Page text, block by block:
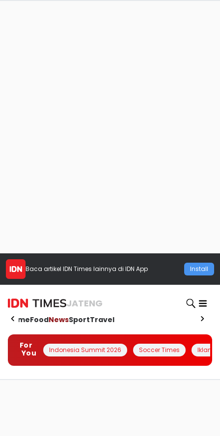
Baca artikel IDN Times lainnya di IDN App Install
JATENG
HomeFoodNewsSportTravel
For
You
Indonesia Summit 2026 Soccer Times Iklanin